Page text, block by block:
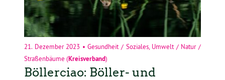
21. Dezember 2023 •Gesundheit / Soziales, Umwelt / Natur /
Straßenbäume (Kreisverband)
Böllerciao: Böller- und